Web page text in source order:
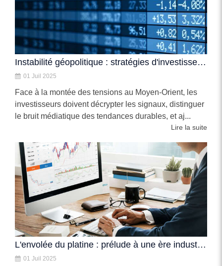
Instabilité géopolitique : stratégies d'investissement gagnantes
01 Juil 2025
Face à la montée des tensions au Moyen-Orient, les
investisseurs doivent décrypter les signaux, distinguer
le bruit médiatique des tendances durables, et aj...
Lire la suite
L'envolée du platine : prélude à une ère industrielle renouvelée ?
01 Juil 2025